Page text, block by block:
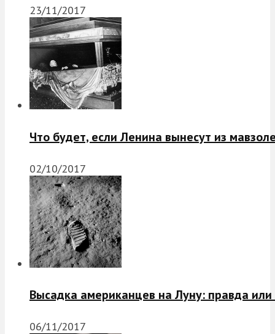
23/11/2017
Что будет, если Ленина вынесут из
02/10/2017
Высадка американцев на Луну: правда
06/11/2017